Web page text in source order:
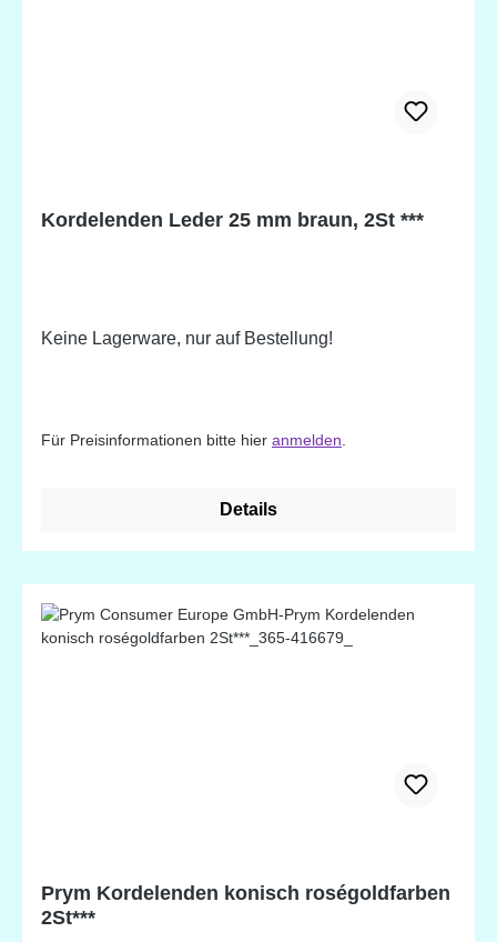
Kordelenden Leder 25 mm braun, 2St ***
Keine Lagerware, nur auf Bestellung!
Für Preisinformationen bitte hier anmelden
Details
Prym Kordelenden konisch roségoldfarben
2St***